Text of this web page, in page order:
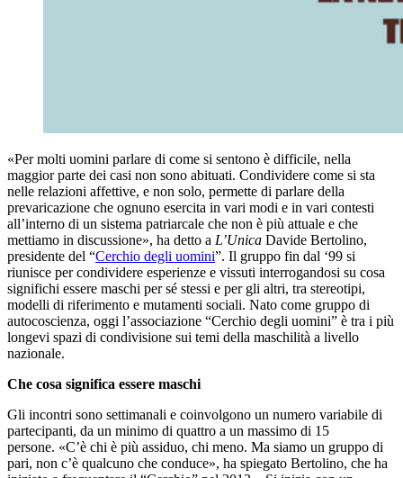
«Per molti uomini parlare di come si sentono è difficile, nella
maggior parte dei casi non sono abituati. Condividere come si sta
nelle relazioni affettive, e non solo, permette di parlare della
prevaricazione che ognuno esercita in vari modi e in vari contesti
all’interno di un sistema patriarcale che non è più attuale e che
mettiamo in discussione», ha detto a L’Unica Davide Bertolino,
presidente del “Cerchio degli uomini”. Il gruppo fin dal ‘99 si
riunisce per condividere esperienze e vissuti interrogandosi su cosa
significhi essere maschi per sé stessi e per gli altri, tra stereotipi,
modelli di riferimento e mutamenti sociali. Nato come gruppo di
autocoscienza, oggi l’associazione “Cerchio degli uomini” è tra i più
longevi spazi di condivisione sui temi della maschilità a livello
nazionale.
Che cosa significa essere maschi
Gli incontri sono settimanali e coinvolgono un numero variabile di
partecipanti, da un minimo di quattro a un massimo di 15
persone. «C’è chi è più assiduo, chi meno. Ma siamo un gruppo di
pari, non c’è qualcuno che conduce», ha spiegato Bertolino, che ha